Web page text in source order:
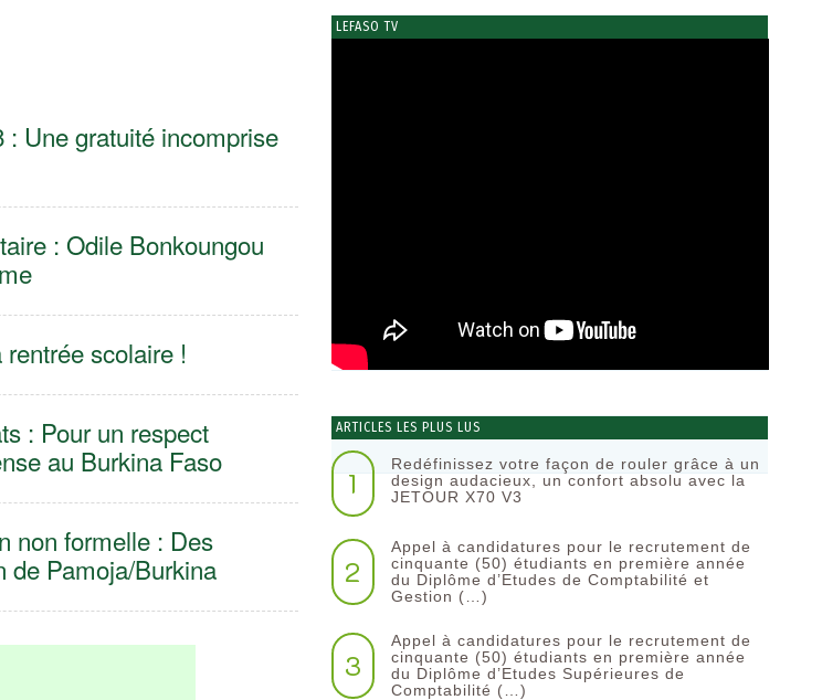
: Une gratuité incomprise
: Odile Bonkoungou
scolaire !
: Pour un respect
au Burkina Faso
non formelle : Des
de Pamoja/Burkina
LEFASO TV
ARTICLES LES PLUS LUS
1
Redéfinissez votre façon de rouler grâce à un
design audacieux, un confort absolu avec la
JETOUR X70 V3
2
Appel à candidatures pour le recrutement de
cinquante (50) étudiants en première année
du Diplôme d’Etudes de Comptabilité et
Gestion (…)
3
Appel à candidatures pour le recrutement de
cinquante (50) étudiants en première année
du Diplôme d’Etudes Supérieures de
Comptabilité (…)